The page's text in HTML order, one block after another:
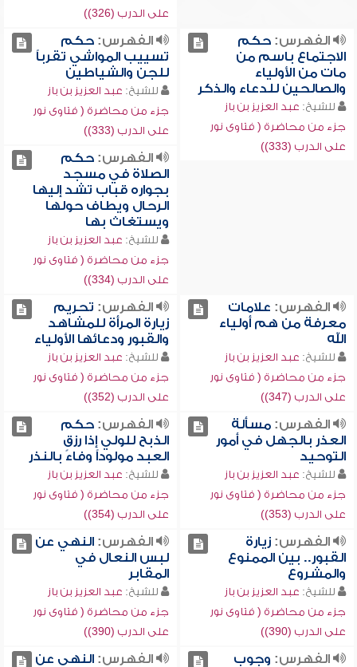
على الدرب (326))
الفهرس:حكم
الاجتماع باسم من
مات من الأولياء
والصالحين للدعاء والذكر
للشيخ: عبد العزيز بن باز
جزء من محاضرة ( فتاوى نور
على الدرب (333))
الفهرس:حكم
تسييب المواشي تقرباً
للجن والشياطين
للشيخ: عبد العزيز بن باز
جزء من محاضرة ( فتاوى نور
على الدرب (333))
الفهرس:حكم
الصلاة في مسجد
بجواره قباب تشد إليها
الرحال ويطاف حولها
ويستغاث بها
للشيخ: عبد العزيز بن باز
جزء من محاضرة ( فتاوى نور
على الدرب (334))
الفهرس: علامات
معرفة من هم أولياء
الله
للشيخ: عبد العزيز بن باز
جزء من محاضرة ( فتاوى نور
على الدرب (347))
الفهرس: تحريم
زيارة المرأة للمشاهد
والقبور ودعائها الأولياء
للشيخ: عبد العزيز بن باز
جزء من محاضرة ( فتاوى نور
على الدرب (352))
الفهرس:مسألة
العذر بالجهل في أمور
التوحيد
للشيخ: عبد العزيز بن باز
جزء من محاضرة ( فتاوى نور
على الدرب (353))
الفهرس:حكم
الذبح للولي إذا رزق
العبد مولوداً وفاءً بالنذر
للشيخ: عبد العزيز بن باز
جزء من محاضرة ( فتاوى نور
على الدرب (354))
الفهرس:زيارة
القبور.. بين الممنوع
والمشروع
للشيخ: عبد العزيز بن باز
جزء من محاضرة ( فتاوى نور
على الدرب (390))
الفهرس:النهي عن
لبس النعال في
المقابر
للشيخ: عبد العزيز بن باز
جزء من محاضرة ( فتاوى نور
على الدرب (390))
الفهرس: وجوب
الفهرس:النهي عن